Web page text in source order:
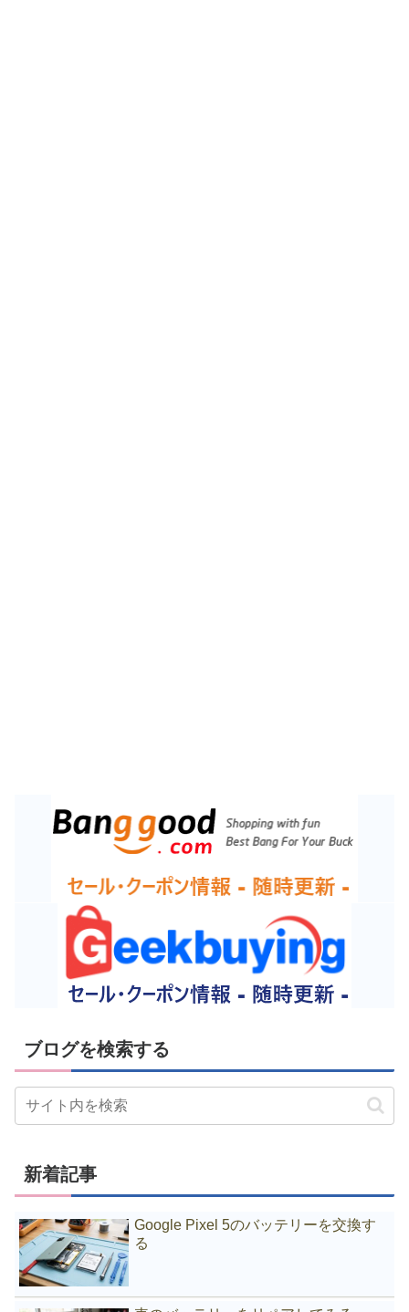
ブログを検索する
新着記事
Google Pixel 5のバッテリーを交換す
る